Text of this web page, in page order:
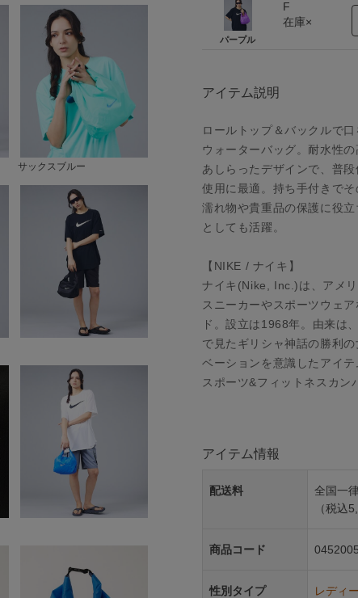
サックスブルー
パープル
F
在庫×
アイテム説明
ロールトップ＆バックルで
ウォーターバッグ。耐水性
あしらったデザインで、普
使用に最適。持ち手付きで
濡れ物や貴重品の保護に役
としても活躍。
【NIKE / ナイキ】
ナイキ(Nike, Inc.)は、アメ
スニーカーやスポーツウェ
ド。設立は1968年。由来は
で見たギリシャ神話の勝利
ベーションを意識したアイ
スポーツ&フィットネスカン
アイテム情報
配送料
全国一
（税込
商品コード
性別タイプ レディ